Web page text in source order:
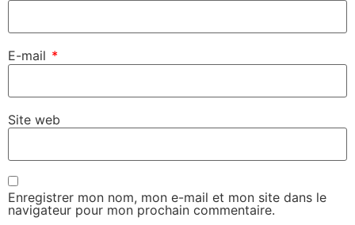
E-mail *
Site web
Enregistrer mon nom, mon e-mail et mon site dans le
navigateur pour mon prochain commentaire.